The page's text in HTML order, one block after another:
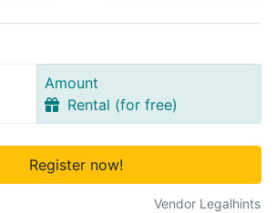
Amount
Rental (for free)
Register now!
Vendor Legalhints